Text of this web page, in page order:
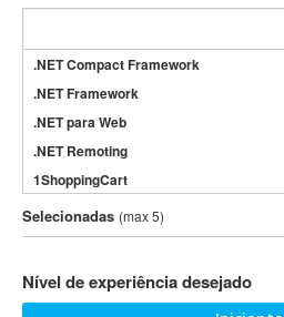
.NET Compact Framework
.NET Framework
.NET para Web
.NET Remoting
1ShoppingCart
3DS Max
3GSM
802.11
Selecionadas (max 5)
Nível de experiência desejado